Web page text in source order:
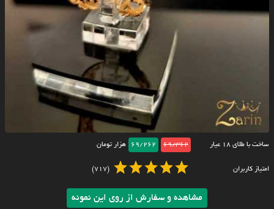
ساخت با طلای ۱۸ عیار 69/362
69/262 هزار تومان
امتیاز کاربران (717)
مشاهده و سفارش از روی این نمونه